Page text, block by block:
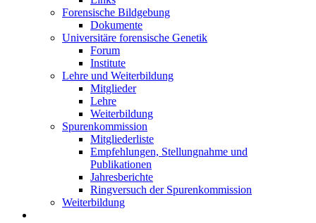
Forensische Bildgebung
Dokumente
Universitäre forensische Genetik
Forum
Institute
Lehre und Weiterbildung
Mitglieder
Lehre
Weiterbildung
Spurenkommission
Mitgliederliste
Empfehlungen, Stellungnahme und
Publikationen
Jahresberichte
Ringversuch der Spurenkommission
Weiterbildung